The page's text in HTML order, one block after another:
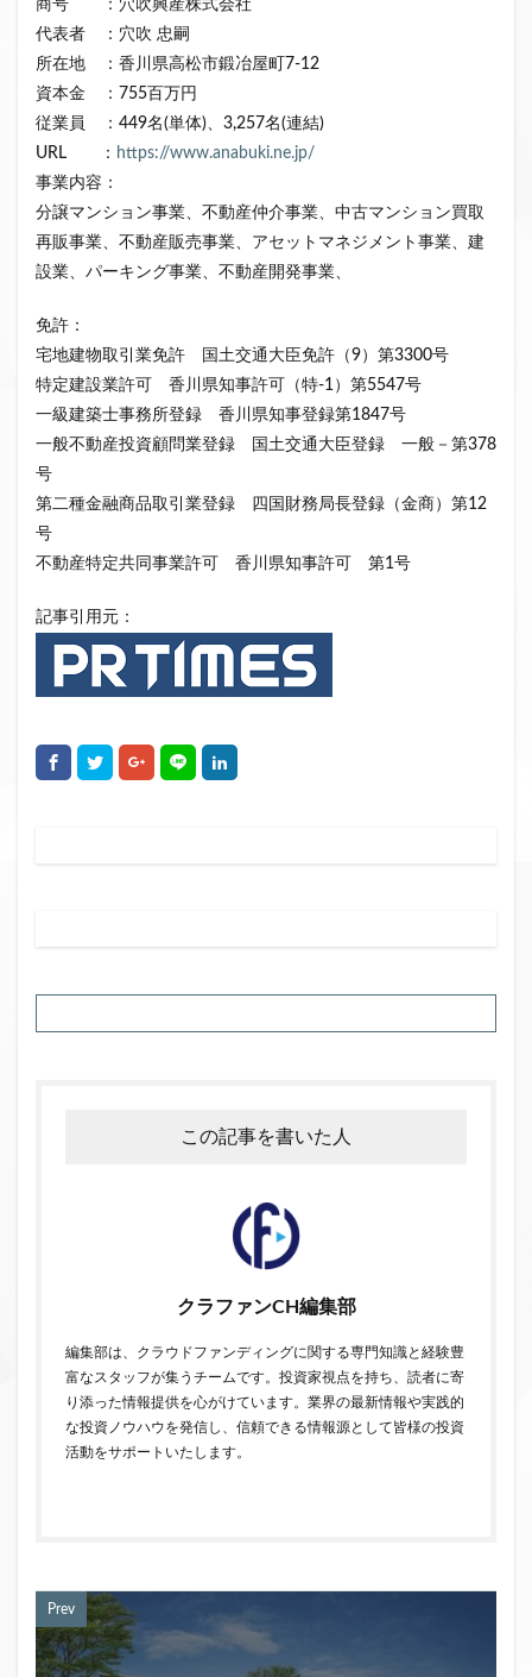
商号 ：穴吹興産株式会社
代表者 ：穴吹 忠嗣
所在地 ：香川県高松市鍛冶屋町7-12
資本金 ：755百万円
従業員 ：449名(単体)、3,257名(連結)
URL ： https://www.anabuki.ne.jp/
事業内容：
分譲マンション事業、不動産仲介事業、中古マンション買取
再販事業、不動産販売事業、アセットマネジメント事業、建
設業、パーキング事業、不動産開発事業、
免許：
宅地建物取引業免許 国土交通大臣免許（9）第3300号
特定建設業許可 香川県知事許可（特-1）第5547号
一級建築士事務所登録 香川県知事登録第1847号
一般不動産投資顧問業登録 国土交通大臣登録 一般－第378
号
第二種金融商品取引業登録 四国財務局長登録（金商）第12
号
不動産特定共同事業許可 香川県知事許可 第1号
記事引用元：
この記事を書いた人
クラファンCH編集部
編集部は、クラウドファンディングに関する専門知識と経験豊
富なスタッフが集うチームです。投資家視点を持ち、読者に寄
り添った情報提供を心がけています。業界の最新情報や実践的
な投資ノウハウを発信し、信頼できる情報源として皆様の投資
活動をサポートいたします。
Prev